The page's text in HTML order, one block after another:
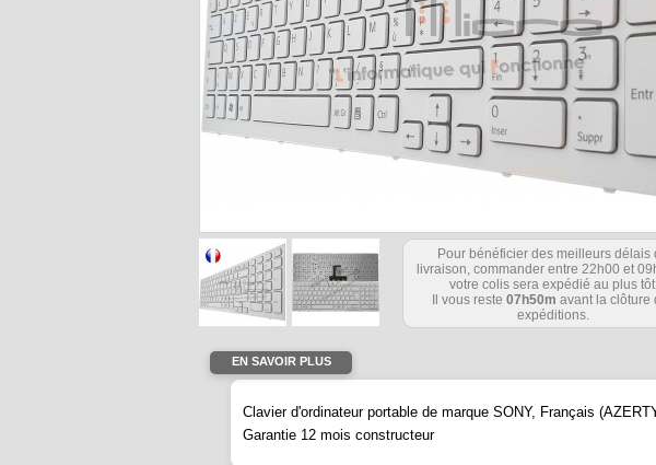
Pour bénéficier des meilleurs délais
livraison, commander entre 22h00 et
votre colis sera expédié au plus tôt.
Il vous reste 07h50m avant la clôture
expéditions.
EN SAVOIR PLUS
Clavier d'ordinateur portable de marque SONY, Français
Garantie 12 mois constructeur